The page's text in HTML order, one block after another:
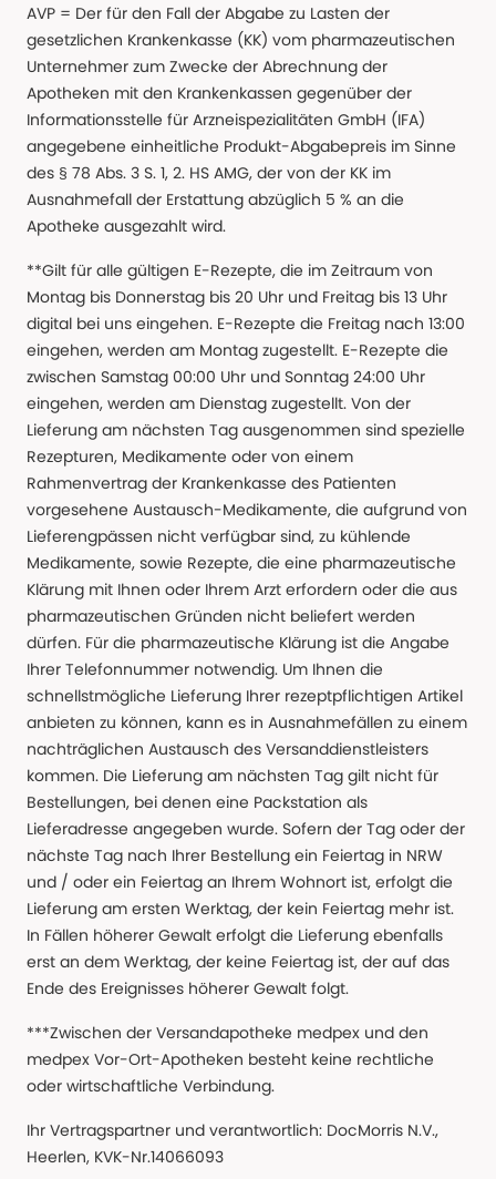
AVP = Der für den Fall der Abgabe zu Lasten der
gesetzlichen Krankenkasse (KK) vom pharmazeutischen
Unternehmer zum Zwecke der Abrechnung der
Apotheken mit den Krankenkassen gegenüber der
Informationsstelle für Arzneispezialitäten GmbH (IFA)
angegebene einheitliche Produkt-Abgabepreis im Sinne
des § 78 Abs. 3 S. 1, 2. HS AMG, der von der KK im
Ausnahmefall der Erstattung abzüglich 5 % an die
Apotheke ausgezahlt wird.
**Gilt für alle gültigen E-Rezepte, die im Zeitraum von
Montag bis Donnerstag bis 20 Uhr und Freitag bis 13 Uhr
digital bei uns eingehen. E-Rezepte die Freitag nach 13:00
eingehen, werden am Montag zugestellt. E-Rezepte die
zwischen Samstag 00:00 Uhr und Sonntag 24:00 Uhr
eingehen, werden am Dienstag zugestellt. Von der
Lieferung am nächsten Tag ausgenommen sind spezielle
Rezepturen, Medikamente oder von einem
Rahmenvertrag der Krankenkasse des Patienten
vorgesehene Austausch-Medikamente, die aufgrund von
Lieferengpässen nicht verfügbar sind, zu kühlende
Medikamente, sowie Rezepte, die eine pharmazeutische
Klärung mit Ihnen oder Ihrem Arzt erfordern oder die aus
pharmazeutischen Gründen nicht beliefert werden
dürfen. Für die pharmazeutische Klärung ist die Angabe
Ihrer Telefonnummer notwendig. Um Ihnen die
schnellstmögliche Lieferung Ihrer rezeptpflichtigen Artikel
anbieten zu können, kann es in Ausnahmefällen zu einem
nachträglichen Austausch des Versanddienstleisters
kommen. Die Lieferung am nächsten Tag gilt nicht für
Bestellungen, bei denen eine Packstation als
Lieferadresse angegeben wurde. Sofern der Tag oder der
nächste Tag nach Ihrer Bestellung ein Feiertag in NRW
und / oder ein Feiertag an Ihrem Wohnort ist, erfolgt die
Lieferung am ersten Werktag, der kein Feiertag mehr ist.
In Fällen höherer Gewalt erfolgt die Lieferung ebenfalls
erst an dem Werktag, der keine Feiertag ist, der auf das
Ende des Ereignisses höherer Gewalt folgt.
***Zwischen der Versandapotheke medpex und den
medpex Vor-Ort-Apotheken besteht keine rechtliche
oder wirtschaftliche Verbindung.
Ihr Vertragspartner und verantwortlich: DocMorris N.V.,
Heerlen, KVK-Nr.14066093